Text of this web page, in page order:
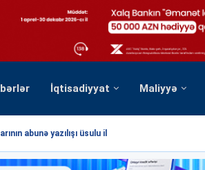
İqtisadiyyat Maliyyə
abunə yazılışı üsulu ilə...